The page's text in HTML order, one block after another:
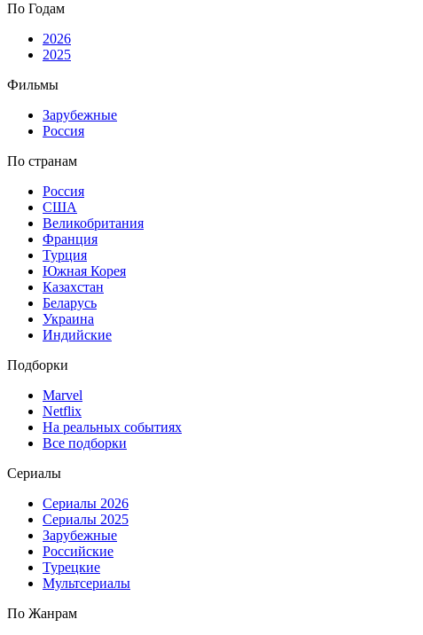
По Годам
2026
2025
Фильмы
Зарубежные
Россия
По странам
Россия
США
Великобритания
Франция
Турция
Южная Корея
Казахстан
Беларусь
Украина
Индийские
Подборки
Marvel
Netflix
На реальных событиях
Все подборки
Сериалы
Сериалы 2026
Сериалы 2025
Зарубежные
Российские
Турецкие
Мультсериалы
По Жанрам